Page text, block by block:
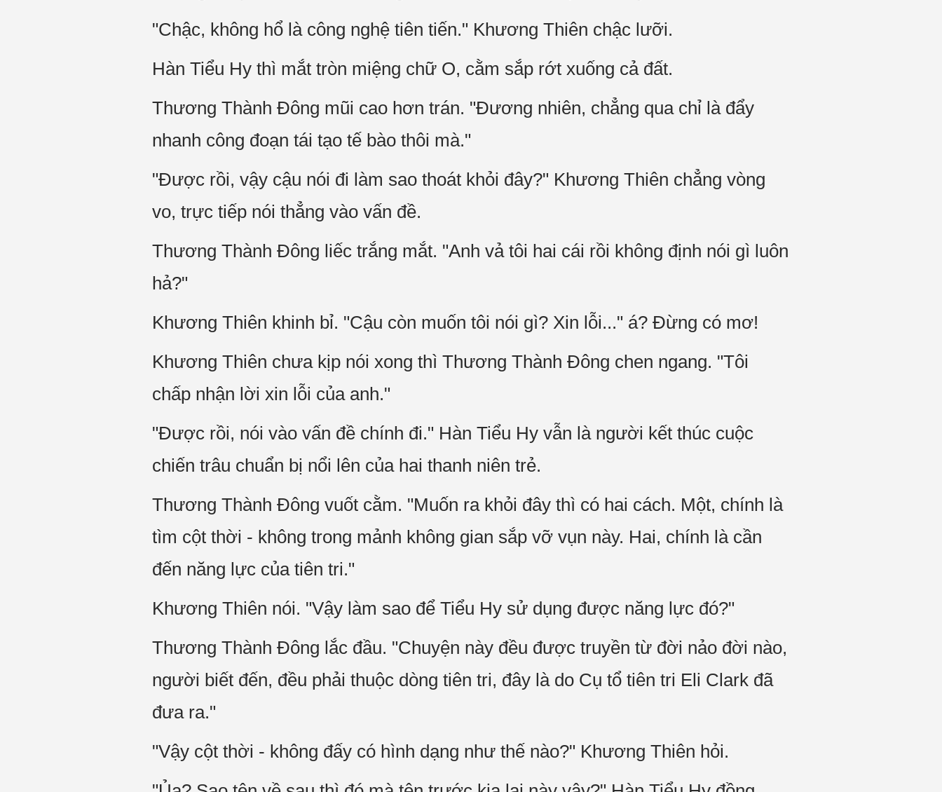
"Chậc, không hổ là công nghệ tiên tiến." Khương Thiên chậc lưỡi.
Hàn Tiểu Hy thì mắt tròn miệng chữ O, cằm sắp rớt xuống cả đất.
Thương Thành Đông mũi cao hơn trán. "Đương nhiên, chẳng qua chỉ là đẩy
nhanh công đoạn tái tạo tế bào thôi mà."
"Được rồi, vậy cậu nói đi làm sao thoát khỏi đây?" Khương Thiên chẳng vòng
vo, trực tiếp nói thẳng vào vấn đề.
Thương Thành Đông liếc trắng mắt. "Anh vả tôi hai cái rồi không định nói gì luôn
hả?"
Khương Thiên khinh bỉ. "Cậu còn muốn tôi nói gì? Xin lỗi..." á? Đừng có mơ!
Khương Thiên chưa kịp nói xong thì Thương Thành Đông chen ngang. "Tôi
chấp nhận lời xin lỗi của anh."
"Được rồi, nói vào vấn đề chính đi." Hàn Tiểu Hy vẫn là người kết thúc cuộc
chiến trâu chuẩn bị nổi lên của hai thanh niên trẻ.
Thương Thành Đông vuốt cằm. "Muốn ra khỏi đây thì có hai cách. Một, chính là
tìm cột thời - không trong mảnh không gian sắp vỡ vụn này. Hai, chính là cần
đến năng lực của tiên tri."
Khương Thiên nói. "Vậy làm sao để Tiểu Hy sử dụng được năng lực đó?"
Thương Thành Đông lắc đầu. "Chuyện này đều được truyền từ đời nảo đời nào,
người biết đến, đều phải thuộc dòng tiên tri, đây là do Cụ tổ tiên tri Eli Clark đã
đưa ra."
"Vậy cột thời - không đấy có hình dạng như thế nào?" Khương Thiên hỏi.